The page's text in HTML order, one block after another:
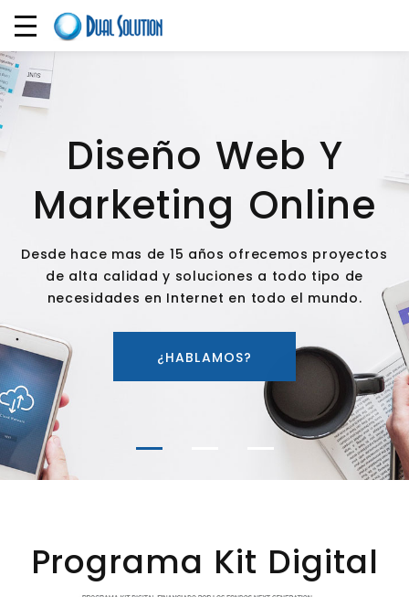
Diseño Web Y
Marketing Online
Desde hace mas de 15 años ofrecemos proyectos
de alta calidad y soluciones a todo tipo de
necesidades en Internet en todo el mundo.
¿HABLAMOS?
Programa Kit Digital